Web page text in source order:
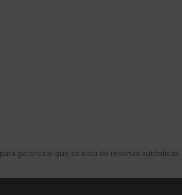
garantizar que se trata de reseñas auténticas.